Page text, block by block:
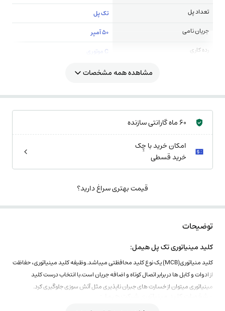
تعداد پل
تک پل
جریان نامی
50 آمپر
رده کاری
C موتوری
مشاهده همه مشخصات
60 ماه گارانتی سازنده
امکان خرید با چِک
خرید قسطی
قیمت بهتری سراغ دارید؟
توضیحات
کلید مینیاتوری تک پل هیمل:
کلید منیاتوری(MCB) یک نوع کلید محافظتی میباشد.وظیفه کلید مینیاتوری، حفاظت
از ادوات و کابل ها در برابر اتصال کوتاه و اضافه جریان است.با انتخاب درست کلید
مینیاتوری میتوان از خسارت های جبران ناپذیری مثل آتش سوزی جلوگیری کرد.